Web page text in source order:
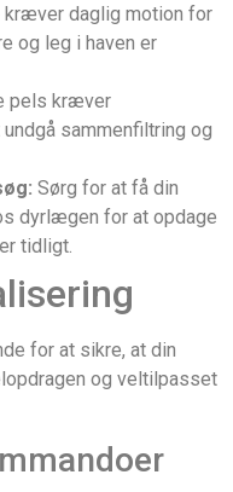
kræver daglig motion for
og leg i haven er
pels kræver
sammenfiltring og
Sørg for at få din
dyrlægen for at opdage
tidligt.
for at sikre, at din
og veltilpasset